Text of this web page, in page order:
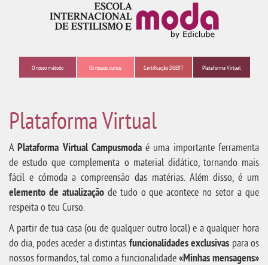
O nosso método Os nossos cursos Certificação DGERT Plataforma Virtual
Plataforma Virtual
APlataforma Virtual Campusmodaé uma importante ferramenta
de estudo que complementa o material didático, tornando mais
fácil e cómoda a compreensão das matérias. Além disso, é um
elemento de atualizaçãode tudo o que acontece no setor a que
respeita o teu Curso.
A partir de tua casa (ou de qualquer outro local) e a qualquer hora
do dia, podes aceder a distintas funcionalidades exclusivas para os
nossos formandos, tal como a funcionalidade«Minhas mensagens»